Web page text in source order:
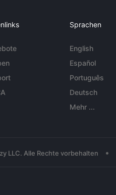
Sprachen
English
Español
Português
Deutsch
Mehr ...
LLC. Alle Rechte vorbehalten •